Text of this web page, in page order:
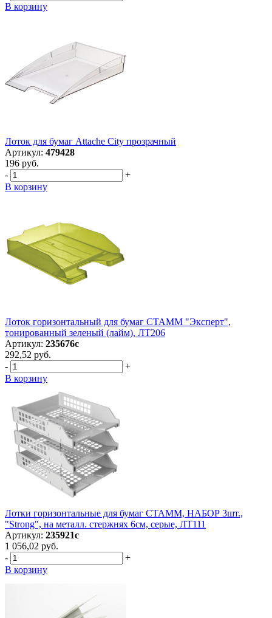
В корзину
Лоток для бумаг Attache City прозрачный
Артикул: 479428
196 руб.
-
+
В корзину
Лоток горизонтальный для бумаг СТАММ "Эксперт",
тонированный зеленый (лайм), ЛТ206
Артикул: 235676с
292,52 руб.
-
+
В корзину
Лотки горизонтальные для бумаг СТАММ, НАБОР 3шт.,
"Strong", на металл. стержнях 6см, серые, ЛТ111
Артикул: 235921с
1 056,02 руб.
-
+
В корзину